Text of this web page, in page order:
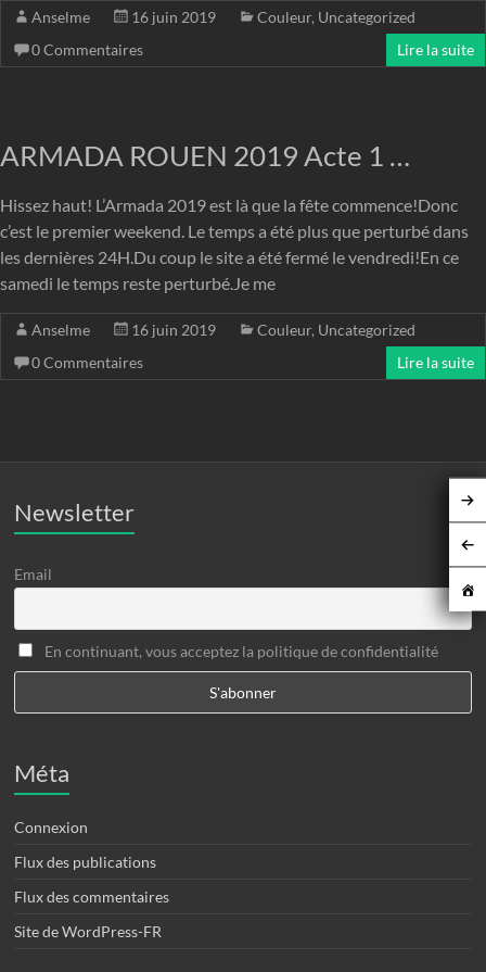
Anselme 16 juin 2019 Couleur, Uncategorized
0 Commentaires
Lire la suite
ARMADA ROUEN 2019 Acte 1 …
Hissez haut! L’Armada 2019 est là que la fête commence!Donc
c’est le premier weekend. Le temps a été plus que perturbé dans
les dernières 24H.Du coup le site a été fermé le vendredi!En ce
samedi le temps reste perturbé.Je me
Anselme 16 juin 2019 Couleur, Uncategorized
0 Commentaires
Lire la suite
Newsletter
Email
En continuant, vous acceptez la politique de confidentialité
Méta
Connexion
Flux des publications
Flux des commentaires
Site de WordPress-FR